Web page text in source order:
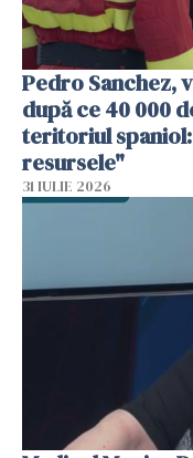
Pedro Sanchez,
după ce 40 000
teritoriul
resursele"
31 IULIE 2026